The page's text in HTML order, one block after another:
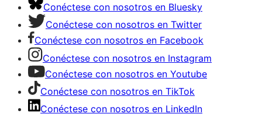
Conéctese con nosotros en Bluesky
Conéctese con nosotros en Twitter
Conéctese con nosotros en Facebook
Conéctese con nosotros en Instagram
Conéctese con nosotros en Youtube
Conéctese con nosotros en TikTok
Conéctese con nosotros en LinkedIn